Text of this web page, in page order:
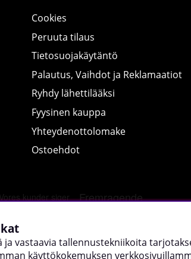
Cookies
Peruuta tilaus
Tietosuojakäytäntö
Palautus, Vaihdot ja Reklamaatiot
Ryhdy lähettilääksi
Fyysinen kauppa
Yhteydenottolomake
Ostoehdot
vastaavia tallennustekniikoita
käyttökokemuksen